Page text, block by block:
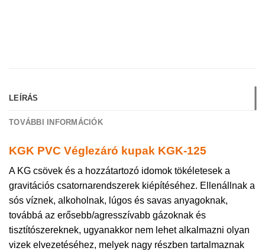
LEÍRÁS
TOVÁBBI INFORMÁCIÓK
KGK PVC Véglezáró kupak KGK-125
A KG csövek és a hozzátartozó idomok tökéletesek a
gravitációs csatornarendszerek kiépítéséhez. Ellenállnak a
sós víznek, alkoholnak, lúgos és savas anyagoknak,
továbbá az erősebb/agresszívabb gázoknak és
tisztítószereknek, ugyanakkor nem lehet alkalmazni olyan
vizek elvezetéséhez, melyek nagy részben tartalmaznak